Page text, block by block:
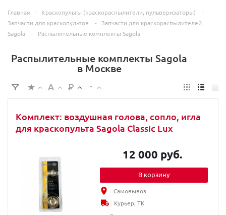
Главная - Краскопульты (краскораспылители, пульверизаторы)
-
Запчасти для краскопультов
-
Запчасти для краскораспылителей
Sagola
- Распылительные комплекты Sagola
Распылительные комплекты Sagola
в Москве
Комплект: воздушная голова, сопло, игла
для краскопульта Sagola Classic Lux
12 000 руб.
В корзину
Самовывоз
Курьер, ТК